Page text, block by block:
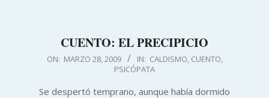
CUENTO: EL PRECIPICIO
2009-
28
ON: MARZO 28, 2009 IN: CALDISMO, CUENTO,
PSICÓPATA
Se despertó temprano, aunque había dormido